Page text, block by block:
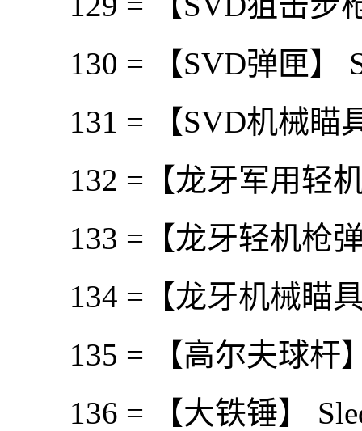
130 = 【SVD弹匣】
131 = 【SVD机械瞄具
132 =【龙牙军用轻机
133 =【龙牙轻机枪弹
134 =【龙牙机械瞄具
135 = 【高尔夫球杆
136 = 【大铁锤】